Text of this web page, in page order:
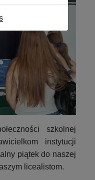
szkolnej
instytucji
piątek do naszej
licealistom.